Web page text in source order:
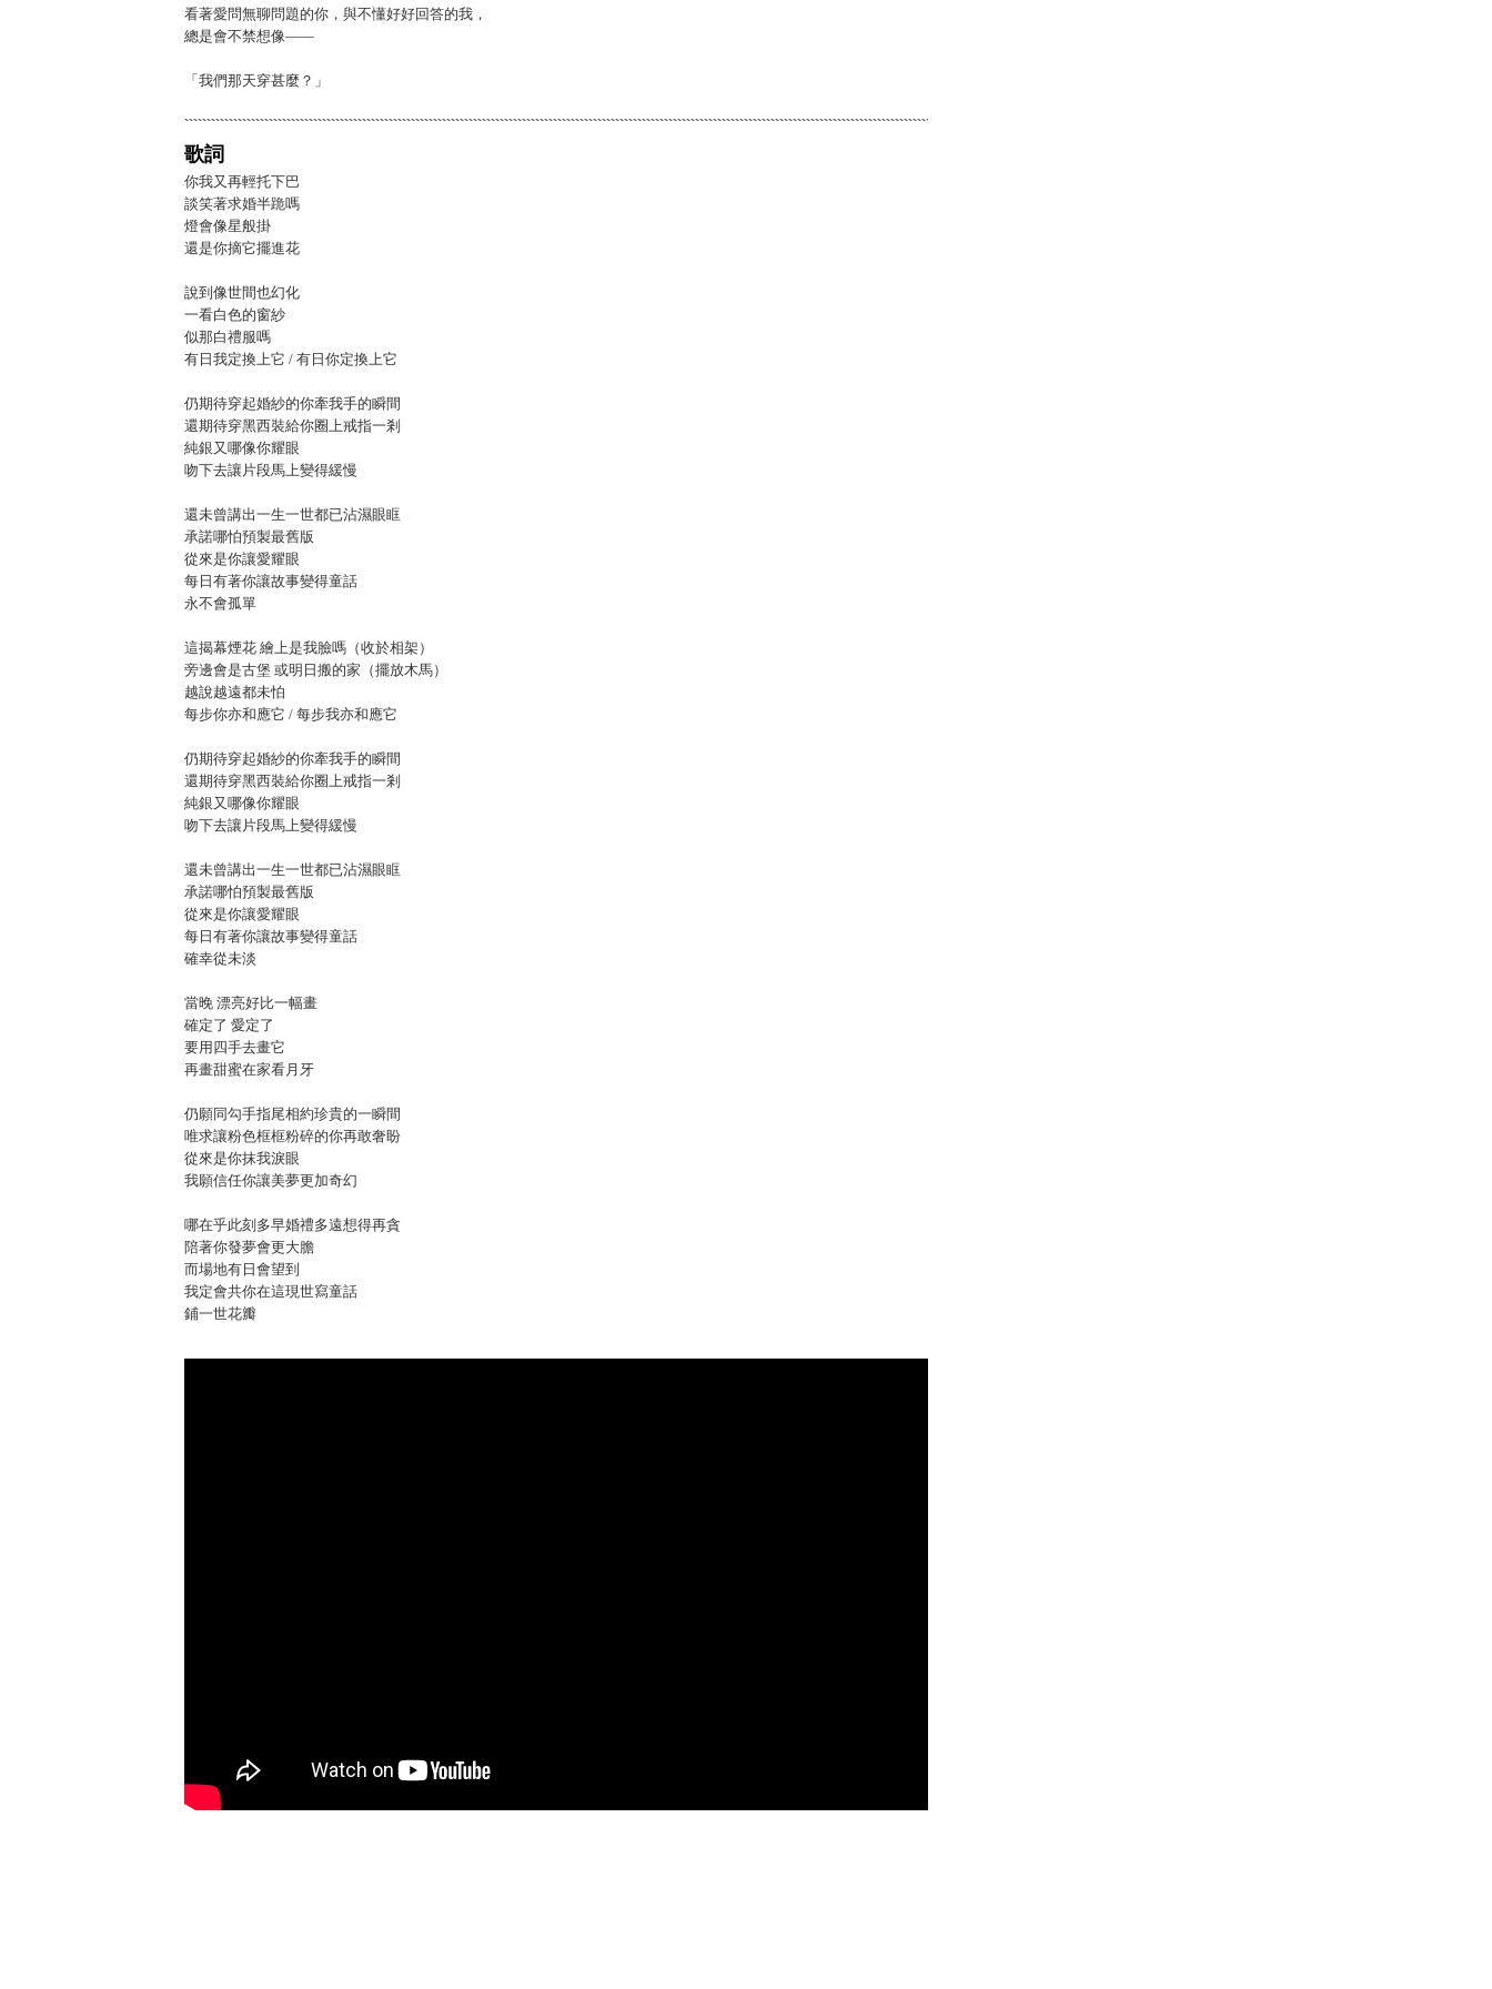
看著愛問無聊問題的你，與不懂好好回答的我，
總是會不禁想像——
「我們那天穿甚麼？」
歌詞
你我又再輕托下巴
談笑著求婚半跪嗎
燈會像星般掛
還是你摘它擺進花
說到像世間也幻化
一看白色的窗紗
似那白禮服嗎
有日我定換上它 / 有日你定換上它
仍期待穿起婚紗的你牽我手的瞬間
還期待穿黑西裝給你圈上戒指一剎
純銀又哪像你耀眼
吻下去讓片段馬上變得緩慢
還未曾講出一生一世都已沾濕眼眶
承諾哪怕預製最舊版
從來是你讓愛耀眼
每日有著你讓故事變得童話
永不會孤單
這揭幕煙花 繪上是我臉嗎（收於相架）
旁邊會是古堡 或明日搬的家（擺放木馬）
越說越遠都未怕
每步你亦和應它 / 每步我亦和應它
仍期待穿起婚紗的你牽我手的瞬間
還期待穿黑西裝給你圈上戒指一剎
純銀又哪像你耀眼
吻下去讓片段馬上變得緩慢
還未曾講出一生一世都已沾濕眼眶
承諾哪怕預製最舊版
從來是你讓愛耀眼
每日有著你讓故事變得童話
確幸從未淡
當晚 漂亮好比一幅畫
確定了 愛定了
要用四手去畫它
再畫甜蜜在家看月牙
仍願同勾手指尾相約珍貴的一瞬間
唯求讓粉色框框粉碎的你再敢奢盼
從來是你抹我淚眼
我願信任你讓美夢更加奇幻
哪在乎此刻多早婚禮多遠想得再貪
陪著你發夢會更大膽
而場地有日會望到
我定會共你在這現世寫童話
鋪一世花瓣